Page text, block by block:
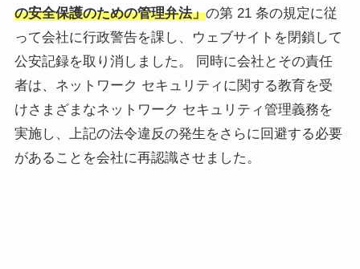
の安全保護のための管理弁法」の第 21 条の規定に従
って会社に行政警告を課し、ウェブサイトを閉鎖して
公安記録を取り消しました。 同時に会社とその責任
者は、ネットワーク セキュリティに関する教育を受
けさまざまなネットワーク セキュリティ管理義務を
実施し、上記の法令違反の発生をさらに回避する必要
があることを会社に再認識させました。